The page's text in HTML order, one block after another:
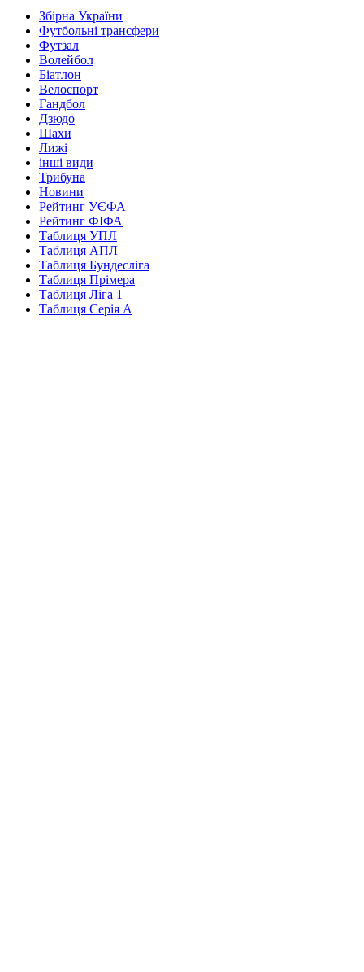
Збірна України
Футбольні трансфери
Футзал
Волейбол
Біатлон
Велоспорт
Гандбол
Дзюдо
Шахи
Лижі
інші види
Трибуна
Новини
Рейтинг УЄФА
Рейтинг ФІФА
Таблиця УПЛ
Таблиця АПЛ
Таблиця Бундесліга
Таблиця Прімера
Таблиця Ліга 1
Таблиця Серія А